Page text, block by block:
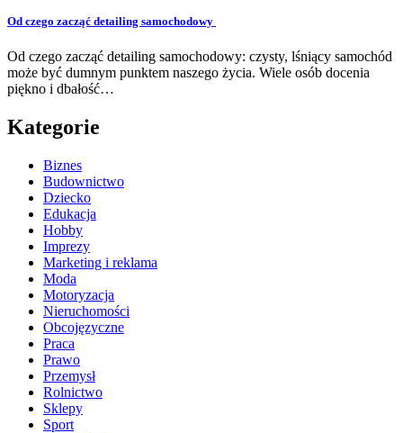
Od czego zacząć detailing samochodowy
Od czego zacząć detailing samochodowy: czysty, lśniący samochód
może być dumnym punktem naszego życia. Wiele osób docenia
piękno i dbałość…
Kategorie
Biznes
Budownictwo
Dziecko
Edukacja
Hobby
Imprezy
Marketing i reklama
Moda
Motoryzacja
Nieruchomości
Obcojęzyczne
Praca
Prawo
Przemysł
Rolnictwo
Sklepy
Sport